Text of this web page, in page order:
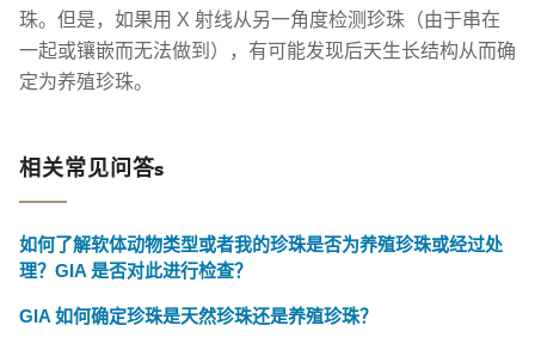
珠。但是，如果用 X 射线从另一角度检测珍珠（由于串在
一起或镶嵌而无法做到），有可能发现后天生长结构从而确
定为养殖珍珠。
相关常见问答s
如何了解软体动物类型或者我的珍珠是否为养殖珍珠或经过处
理？GIA 是否对此进行检查？
GIA 如何确定珍珠是天然珍珠还是养殖珍珠？